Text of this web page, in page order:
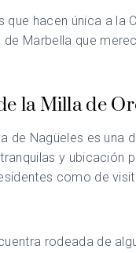
hacen única a la
Marbella que
la Milla de
de Nagüeles es una
y ubicación
como de
rodeada de